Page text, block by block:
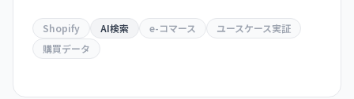
唆。Shopify AI検索 e-コマース
ユースケース実証
購買データ